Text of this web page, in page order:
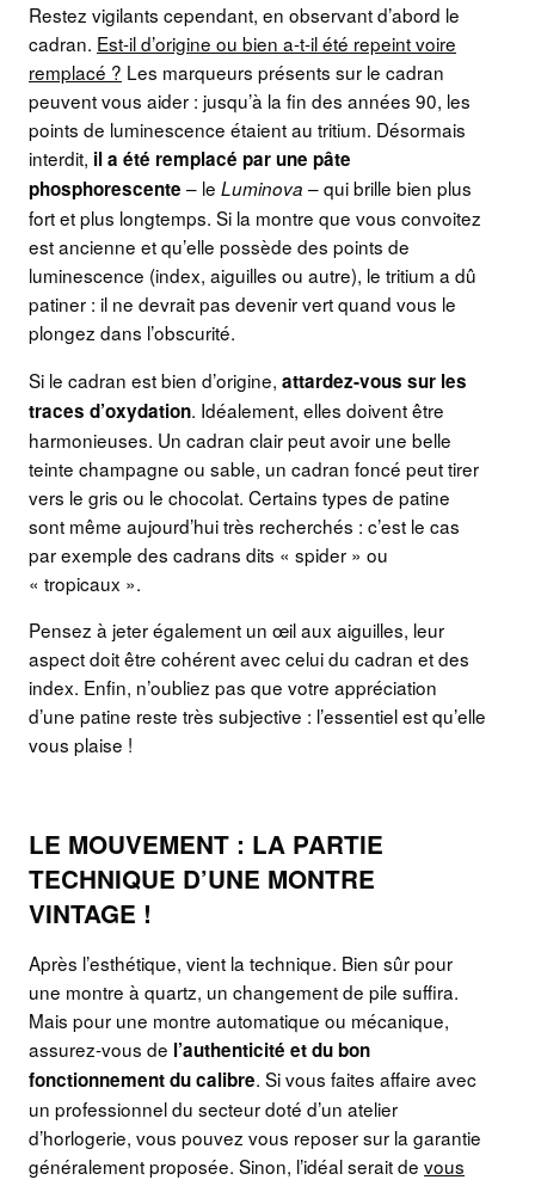
Restez vigilants cependant, en observant d’abord le
cadran. Est-il d’origine ou bien a-t-il été repeint voire
remplacé ? Les marqueurs présents sur le cadran
peuvent vous aider : jusqu’à la fin des années 90, les
points de luminescence étaient au tritium. Désormais
interdit, il a été remplacé par une pâte
phosphorescente – le Luminova – qui brille bien plus
fort et plus longtemps. Si la montre que vous convoitez
est ancienne et qu’elle possède des points de
luminescence (index, aiguilles ou autre), le tritium a dû
patiner : il ne devrait pas devenir vert quand vous le
plongez dans l’obscurité.
Si le cadran est bien d’origine, attardez-vous sur les
traces d’oxydation. Idéalement, elles doivent être
harmonieuses. Un cadran clair peut avoir une belle
teinte champagne ou sable, un cadran foncé peut tirer
vers le gris ou le chocolat. Certains types de patine
sont même aujourd’hui très recherchés : c’est le cas
par exemple des cadrans dits « spider » ou
« tropicaux ».
Pensez à jeter également un œil aux aiguilles, leur
aspect doit être cohérent avec celui du cadran et des
index. Enfin, n’oubliez pas que votre appréciation
d’une patine reste très subjective : l’essentiel est qu’elle
vous plaise !
LE MOUVEMENT : LA PARTIE
TECHNIQUE D’UNE MONTRE
VINTAGE !
Après l’esthétique, vient la technique. Bien sûr pour
une montre à quartz, un changement de pile suffira.
Mais pour une montre automatique ou mécanique,
assurez-vous de l’authenticité et du bon
fonctionnement du calibre. Si vous faites affaire avec
un professionnel du secteur doté d’un atelier
d’horlogerie, vous pouvez vous reposer sur la garantie
généralement proposée. Sinon, l’idéal serait de vous